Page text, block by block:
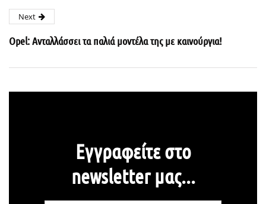
Next
Opel: Ανταλλάσσει τα παλιά μοντέλα της με καινούργια!
Εγγραφείτε στο
newsletter μας...